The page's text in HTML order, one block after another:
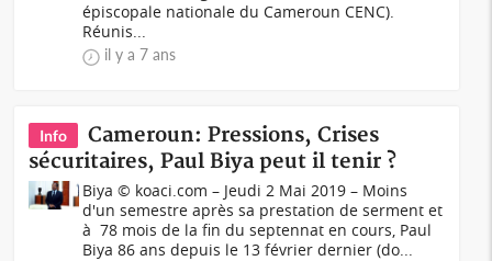
épiscopale nationale du Cameroun CENC).
Réunis...
il y a 7 ans
Info
Cameroun: Pressions, Crises
sécuritaires, Paul Biya peut il tenir ?
Biya © koaci.com – Jeudi 2 Mai 2019 – Moins
d'un semestre après sa prestation de serment et
à 78 mois de la fin du septennat en cours, Paul
Biya 86 ans depuis le 13 février dernier (do...